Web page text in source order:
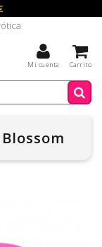
Carrito
Mi cuenta